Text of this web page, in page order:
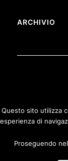
ARCHIVIO
© Copyright
Questo sito utilizza
esperienza di
Proseguendo